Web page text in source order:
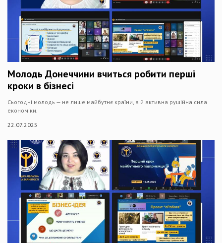
Молодь Донеччини вчиться робити перші
кроки в бізнесі
Сьогодні молодь — не лише майбутнє країни, а й активна рушійна сила
економіки.
22.07.2025